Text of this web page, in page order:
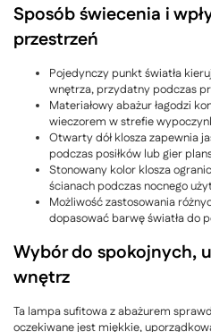
Sposób świecenia i
przestrzeń
Pojedynczy punkt światła
wnętrza, przydatny podczas
Materiałowy abażur łagodzi
wieczorem w strefie
Otwarty dół klosza zapewnia
podczas posiłków lub gier
Stonowany kolor klosza
ścianach podczas nocnego
Możliwość zastosowania
dopasować barwę światła do
Wybór do spokojnych,
wnętrz
Ta lampa sufitowa z abażurem
oczekiwane jest miękkie,